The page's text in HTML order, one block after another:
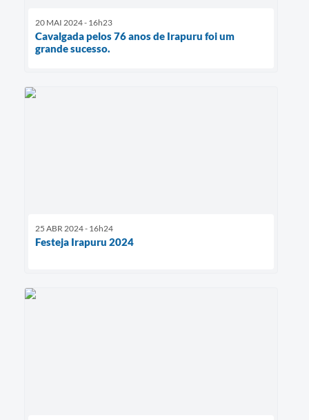
20 MAI 2024 - 16h23
Cavalgada pelos 76 anos de Irapuru foi um
grande sucesso.
25 ABR 2024 - 16h24
Festeja Irapuru 2024